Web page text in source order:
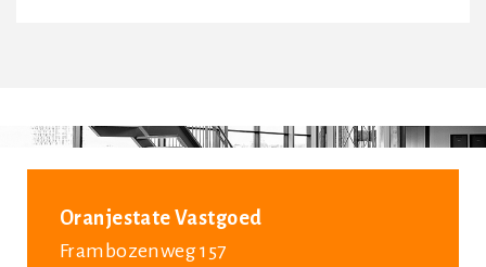
Oranjestate Vastgoed
Frambozenweg 157